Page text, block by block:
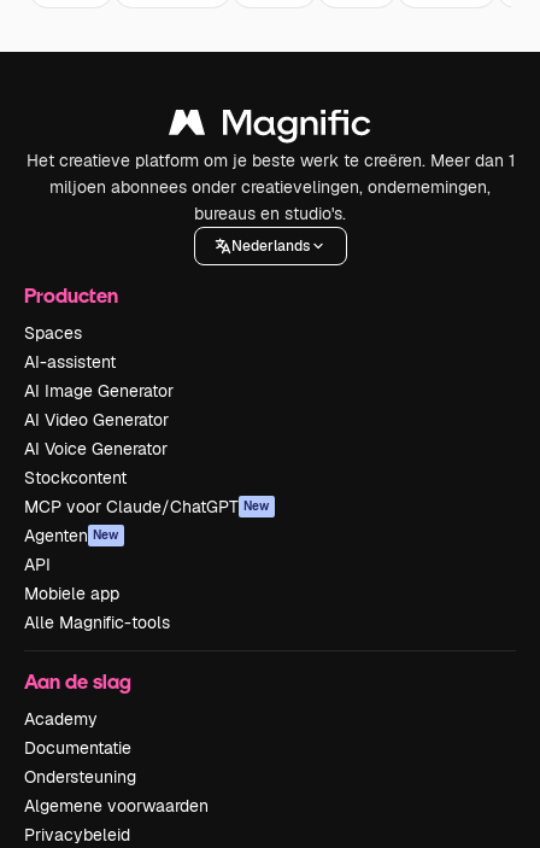
Het creatieve platform om je beste werk te creëren. Meer dan 1
miljoen abonnees onder creatievelingen, ondernemingen,
bureaus en studio's.
Nederlands
Producten
Spaces
AI-assistent
AI Image Generator
AI Video Generator
AI Voice Generator
Stockcontent
MCP voor Claude/ChatGPT New
Agenten New
API
Mobiele app
Alle Magnific-tools
Aan de slag
Academy
Documentatie
Ondersteuning
Algemene voorwaarden
Privacybeleid